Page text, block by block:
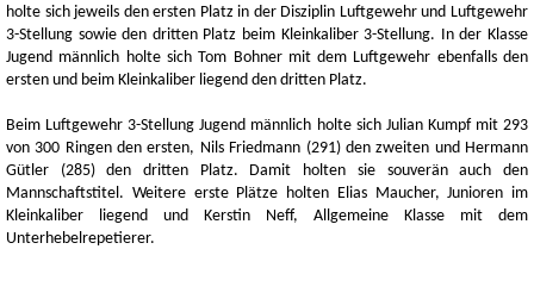
holte sich jeweils den ersten Platz in der Disziplin Luftgewehr und Luftgewehr
3-Stellung sowie den dritten Platz beim Kleinkaliber 3-Stellung. In der Klasse
Jugend männlich holte sich Tom Bohner mit dem Luftgewehr ebenfalls den
ersten und beim Kleinkaliber liegend den dritten Platz.
Beim Luftgewehr 3-Stellung Jugend männlich holte sich Julian Kumpf mit 293
von 300 Ringen den ersten, Nils Friedmann (291) den zweiten und Hermann
Gütler (285) den dritten Platz. Damit holten sie souverän auch den
Mannschaftstitel. Weitere erste Plätze holten Elias Maucher, Junioren im
Kleinkaliber liegend und Kerstin Neff, Allgemeine Klasse mit dem
Unterhebelrepetierer.